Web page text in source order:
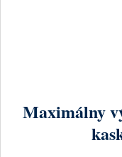
Maximálny